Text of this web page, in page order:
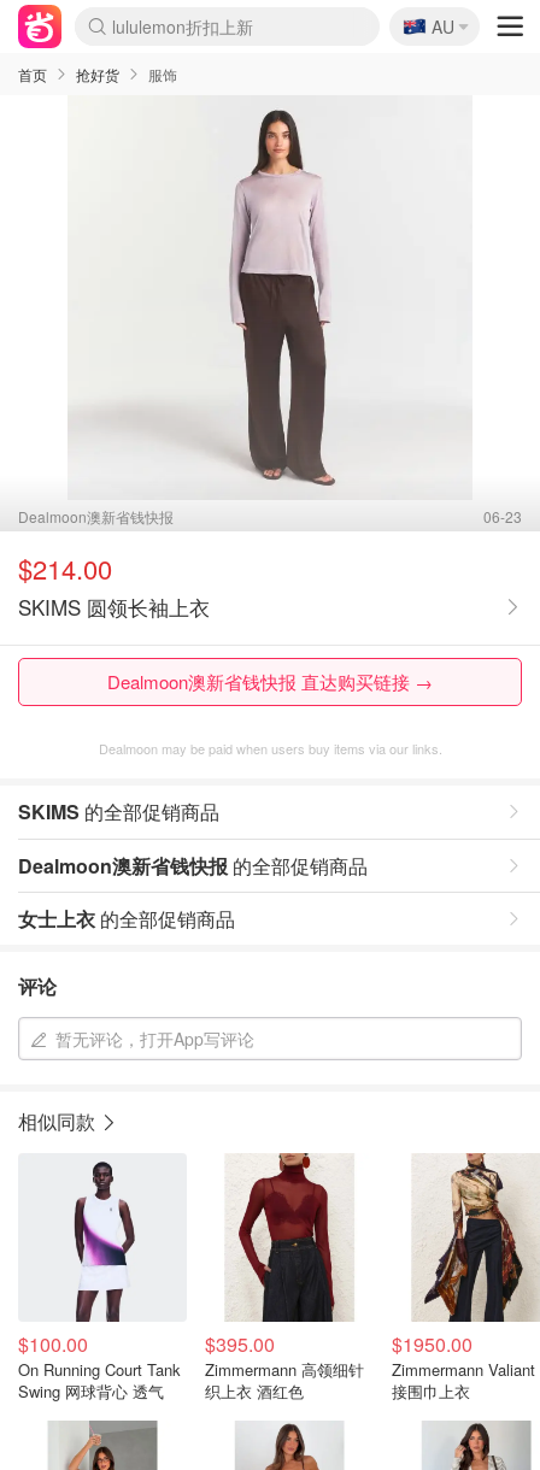
lululemon折扣上新
Sasa美妆护肤3.5折
SSENSE年中2.5折
FreshBeauty好价汇总
Cettire降价+叠9折
WWS Coles超市实拍
viagogo二手票捡漏
Myer超级周末
The Outnet奢牌1折起
David Jones 3折起
Flannels大牌1折
Perfumes Club护肤1折
AMIRO面罩$251
Amazon折扣汇总
eToro入金$200送$50
Amazon数码好物
ICONIC本周7.5折
ThedoubleF高奢地板价
Moose Knuckles 6折
丝芙兰5折起
EUFY摄像头$98
Selenichast首饰2折
Trip机票酒店促销
YSL送5件彩妆礼
Amazon家居好物
Amazon美妆护肤
雅漾大喷$8
过敏原检测盒$33
伊索独家赠50ml沐浴露
科颜氏高保湿面霜$29
SEALIFE海洋馆门票6折
丝塔芙大白罐$16
订阅Newsletter送香薰
Cult Beauty 6.8折
Harrods圣诞日历$525
LN-CC奢牌私促3折
d'Alba空姐喷雾$16
EVE LOM套装£56
Bernardelli独家4折
Adore Beauty 6折起
CT圣诞日历
Mytheresa奢品2.7折
Luxury Escapes 9折
Currentbody美容仪$881
MOON Garden Live
Roborock扫地机$649
Tingo Life水杯$24
Valentino官网5折
CR洗护套装$23
修丽可4件套$159
Myer彩妆2件7折
GANNI官网4.5折
Stylevana韩妆4折
Tessabit高奢8.5折
OGX洗发水$11
Amazon阿德莱德次日达
卡诗8.5折+赠礼
Philips Hue灯具8折
🇦🇺
AU
首页 抢好货 服饰
Dealmoon澳新省钱快报 06-23
$214.00
SKIMS 圆领长袖上衣
Dealmoon澳新省钱快报 直达购买链接 →
Dealmoon may be paid when users buy items via our links.
SKIMS 的全部促销商品
Dealmoon澳新省钱快报 的全部促销商品
女士上衣 的全部促销商品
评论
暂无评论，打开App写评论
相似同款
$100.00
On Running Court Tank
Swing 网球背心 透气
$395.00
Zimmermann 高领细针
织上衣 酒红色
$1950.00
Zimmermann Valiant
接围巾上衣